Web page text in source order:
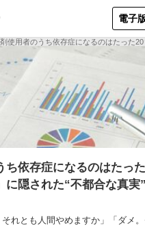
電子
使用者のうち依存症になるのはたった
ち依存症になるのはたっ
に隠された“不都合な真実”
それとも人間やめますか」「ダメ